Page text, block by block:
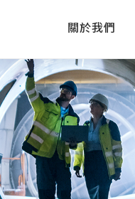
關於我們